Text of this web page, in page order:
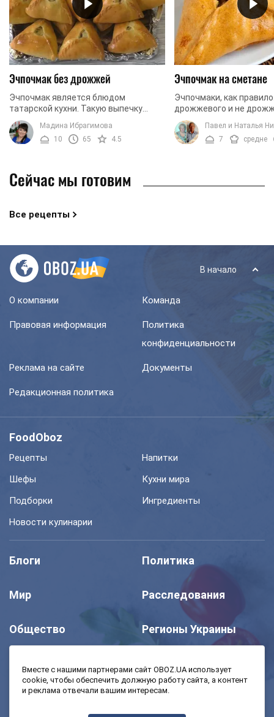
Эчпочмак без дрожжей
Эчпочмак является блюдом
татарской кухни. Такую выпечку
принято готовить как из дрожжевого
теста, так и без использования
дрожжей. Не стоит считать, ...
Мадина Ибрагимова
10
65 4.5
Эчпочмак на сметане
Эчпочмаки, как
дрожжевого и не
В данном рецепте мы
использовать сметану
чтобы наше тесто ...
Павел и Наталья
7
средне
Сейчас мы готовим
Все рецепты
В начало
О компании Команда
Правовая информация
Политика
конфиденциальности
Реклама на сайте Документы
Редакционная политика
FoodOboz
Рецепты
Напитки
Шефы
Кухни мира
Подборки
Ингредиенты
Новости кулинарии
Блоги Политика
Мир Расследования
Общество Регионы Украины
Шоу Спорт
Моя школа Авто
Вместе с нашими партнерами сайт OBOZ.UA использует
cookie, чтобы обеспечить должную работу сайта, а контент
и реклама отвечали вашим интересам.